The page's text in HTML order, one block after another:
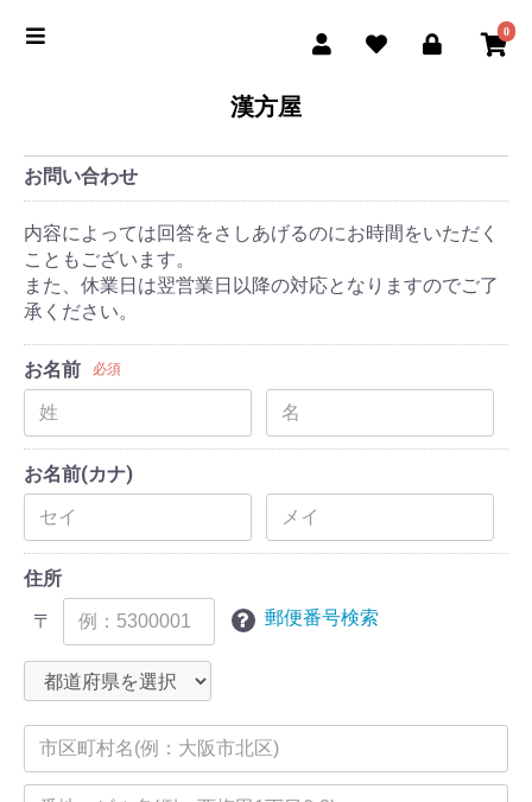
0
漢方屋
お問い合わせ
内容によっては回答をさしあげるのにお時間をいただく
こともございます。
また、休業日は翌営業日以降の対応となりますのでご了
承ください。
お名前 必須
お名前(カナ)
住所
〒
郵便番号検索